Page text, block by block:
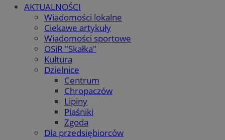
AKTUALNOŚCI
Wiadomości lokalne
Ciekawe artykuły
Wiadomości sportowe
OSiR "Skałka"
Kultura
Dzielnice
Centrum
Chropaczów
Lipiny
Piaśniki
Zgoda
Dla przedsiębiorców